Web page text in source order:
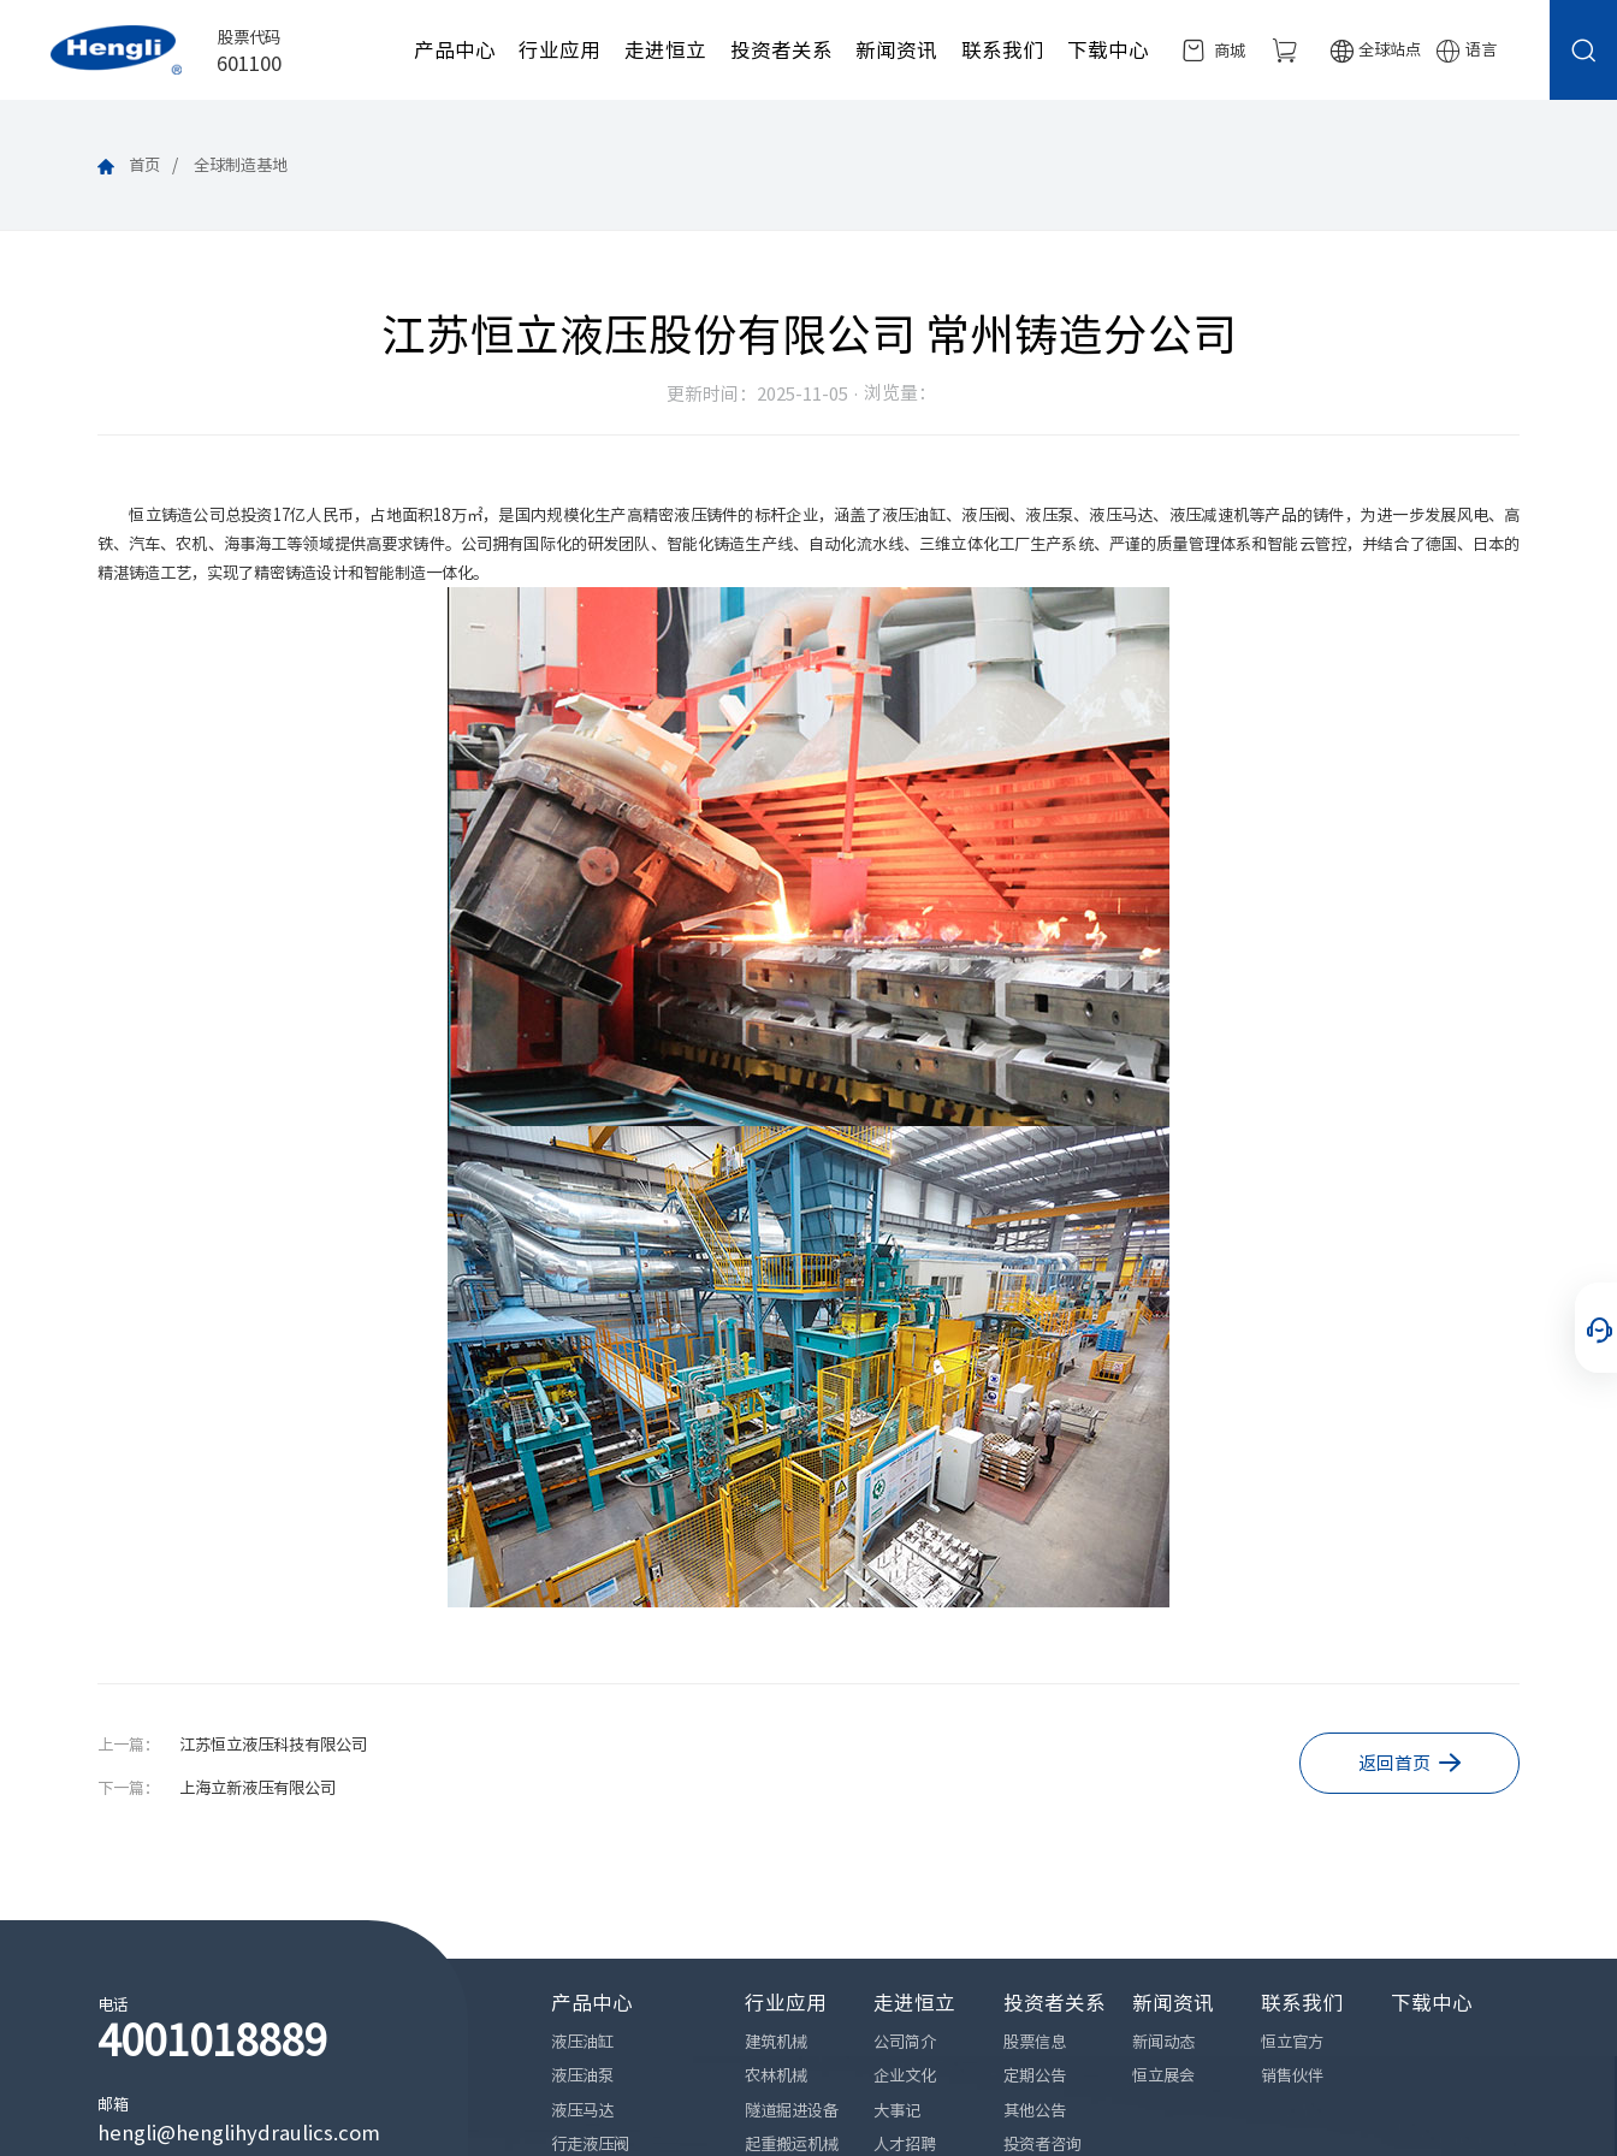
股票代码
601100
产品中心 行业应用 走进恒立 投资者关系 新闻资讯 联系我们 下载中心 商城 全球站点 语言
首页 全球制造基地
江苏恒立液压股份有限公司 常州铸造分公司
更新时间：2025-11-05 · 浏览量：
恒立铸造公司总投资17亿人民币，占地面积18万㎡，是国内规模化生产高精密液压铸件的标杆企业，涵盖了液压油缸、液压阀、液压泵、液压马达、液压减速机等产品的铸件，为进一步发展风电、高
铁、汽车、农机、海事海工等领域提供高要求铸件。公司拥有国际化的研发团队、智能化铸造生产线、自动化流水线、三维立体化工厂生产系统、严谨的质量管理体系和智能云管控，并结合了德国、日本的
精湛铸造工艺，实现了精密铸造设计和智能制造一体化。
返回首页
上一篇： 江苏恒立液压科技有限公司
下一篇： 上海立新液压有限公司
电话
4001018889
邮箱
hengli@henglihydraulics.com
产品中心
液压油缸
液压油泵
液压马达
行走液压阀
行业应用
建筑机械
农林机械
隧道掘进设备
起重搬运机械
走进恒立
公司简介
企业文化
大事记
人才招聘
投资者关系
股票信息
定期公告
其他公告
投资者咨询
新闻资讯
新闻动态
恒立展会
联系我们
恒立官方
销售伙伴
下载中心